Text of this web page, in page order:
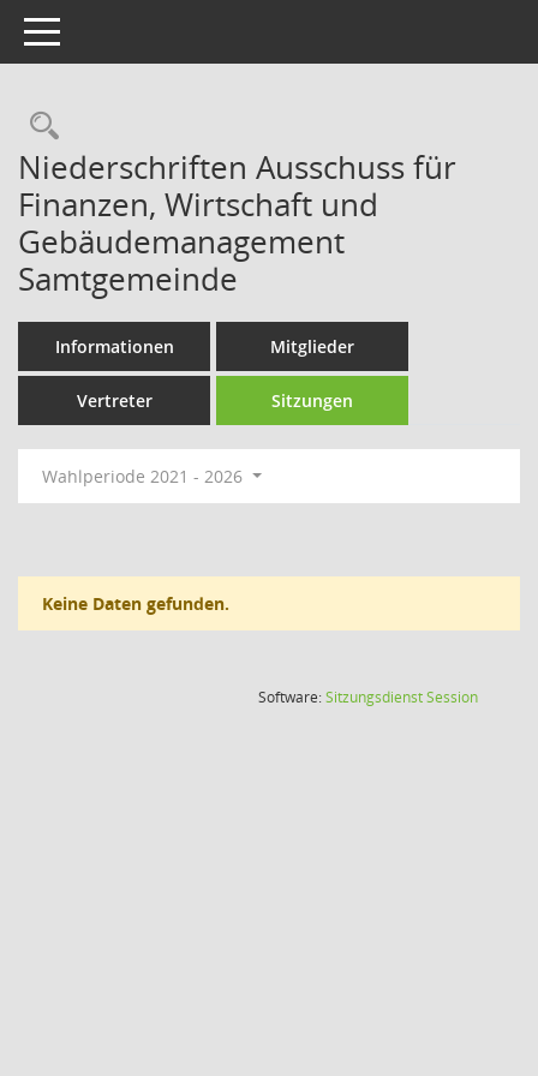
Toggle navigation
Rechercheauswahl
Niederschriften Ausschuss für
Finanzen, Wirtschaft und
Gebäudemanagement
Samtgemeinde
Informationen Mitglieder
Vertreter Sitzungen
Wahlperiode 2021 - 2026
Keine Daten gefunden.
Software:SitzungsdienstSession(Wird in